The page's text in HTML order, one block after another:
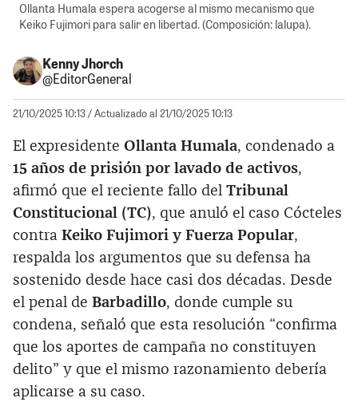
Ollanta Humala espera acogerse al mismo mecanismo que
Keiko Fujimori para salir en libertad. (Composición: lalupa).
Kenny Jhorch
@EditorGeneral
21/10/2025 10:13/ Actualizado al 21/10/2025 10:13
El expresidente Ollanta Humala, condenado a
15 años de prisión por lavado de activos,
afirmó que el reciente fallo del Tribunal
Constitucional (TC), que anuló el caso Cócteles
contra Keiko Fujimori y Fuerza Popular,
respalda los argumentos que su defensa ha
sostenido desde hace casi dos décadas. Desde
el penal de Barbadillo, donde cumple su
condena, señaló que esta resolución “confirma
que los aportes de campaña no constituyen
delito” y que el mismo razonamiento debería
aplicarse a su caso.